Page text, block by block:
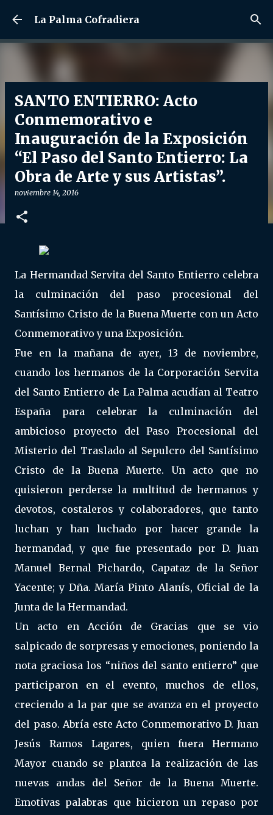
Ir al contenido principal
La Palma Cofradiera
SANTO ENTIERRO: Acto
Conmemorativo e
Inauguración de la Exposición
“El Paso del Santo Entierro: La
Obra de Arte y sus Artistas”.
noviembre 14, 2016
La Hermandad Servita del Santo Entierro celebra
la culminación del paso procesional del
Santísimo Cristo de la Buena Muerte con un Acto
Conmemorativo y una Exposición.
Fue en la mañana de ayer, 13 de noviembre,
cuando los hermanos de la Corporación Servita
del Santo Entierro de La Palma acudían al Teatro
España para celebrar la culminación del
ambicioso proyecto del Paso Procesional del
Misterio del Traslado al Sepulcro del Santísimo
Cristo de la Buena Muerte. Un acto que no
quisieron perderse la multitud de hermanos y
devotos, costaleros y colaboradores, que tanto
luchan y han luchado por hacer grande la
hermandad, y que fue presentado por D. Juan
Manuel Bernal Pichardo, Capataz de la Señor
Yacente; y Dña. María Pinto Alanís, Oficial de la
Junta de la Hermandad.
Un acto en Acción de Gracias que se vio
salpicado de sorpresas y emociones, poniendo la
nota graciosa los “niños del santo entierro” que
participaron en el evento, muchos de ellos,
creciendo a la par que se avanza en el proyecto
del paso. Abría este Acto Conmemorativo D. Juan
Jesús Ramos Lagares, quien fuera Hermano
Mayor cuando se plantea la realización de las
nuevas andas del Señor de la Buena Muerte.
Emotivas palabras que hicieron un repaso por